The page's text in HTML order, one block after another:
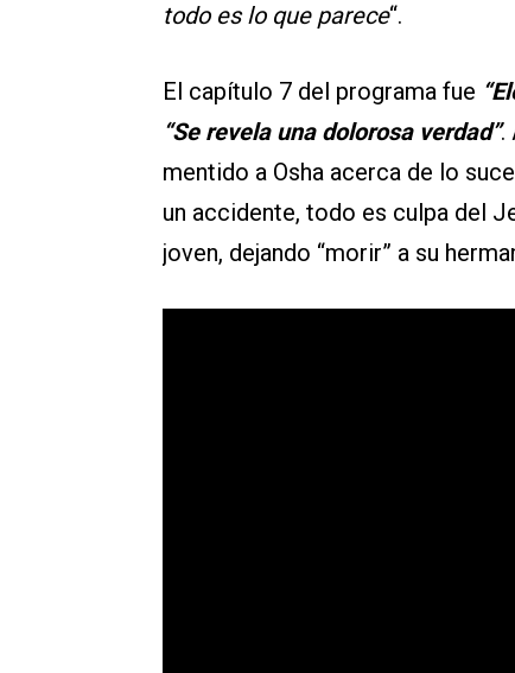
todo es lo que parece“.
El capítulo 7 del programa fue
“Se revela una dolorosa verdad”.
mentido a Osha acerca de lo
un accidente, todo es culpa del
joven, dejando “morir” a su